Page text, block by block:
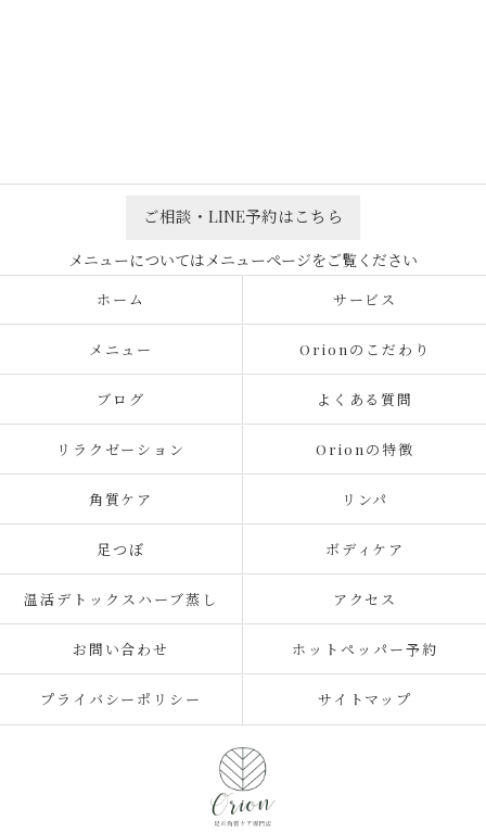
ご相談・LINE予約はこちら
ホーム サービス
メニュー Orionのこだわり
ブログ よくある質問
リラクゼーション Orionの特徴
角質ケア リンパ
足つぼ ボディケア
温活デトックスハーブ蒸し アクセス
お問い合わせ ホットペッパー予約
プライバシーポリシー サイトマップ